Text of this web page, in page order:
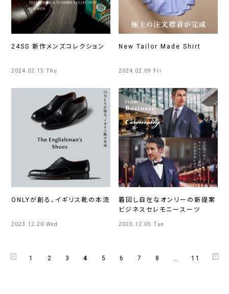
24SS 新作メンズコレクション
2024.02.15 Thu
New Tailor Made Shirt
2024.02.09 Fri
ONLYが創る、イギリス靴の本流
2023.12.20 Wed
着回し自在なオンリーの新提案
ビジネスセレモニースーツ
2023.12.05 Tue
1 2 3 4 5 6 7 8 … 11